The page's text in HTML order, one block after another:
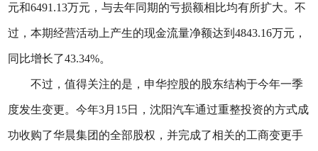
元和6491.13万元，与去年同期的亏损额相比均有所扩大。不
过，本期经营活动上产生的现金流量净额达到4843.16万元，
同比增长了43.34%。
不过，值得关注的是，申华控股的股东结构于今年一季
度发生变更。今年3月15日，沈阳汽车通过重整投资的方式成
功收购了华晨集团的全部股权，并完成了相关的工商变更手